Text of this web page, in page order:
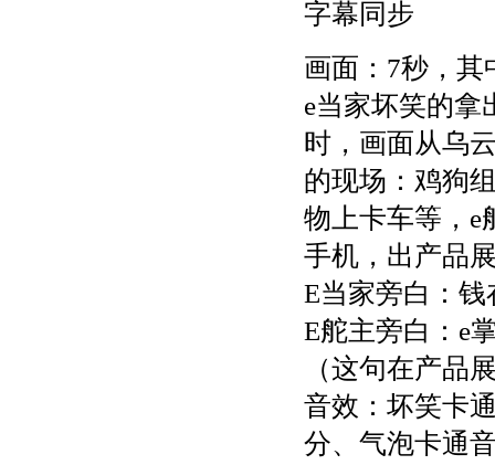
字幕同步
画面：7秒，其
e当家坏笑的拿
时，画面从乌
的现场：鸡狗
物上卡车等，e
手机，出产品
E当家旁白：
E舵主旁白：e
（这句在产品
音效：坏笑卡
分、气泡卡通